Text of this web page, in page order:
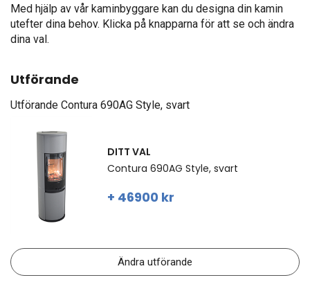
Med hjälp av vår kaminbyggare kan du designa din kamin
utefter dina behov. Klicka på knapparna för att se och ändra
dina val.
Utförande
Utförande Contura 690AG Style, svart
DITT VAL
Contura 690AG Style, svart
+ 46900 kr
Ändra utförande